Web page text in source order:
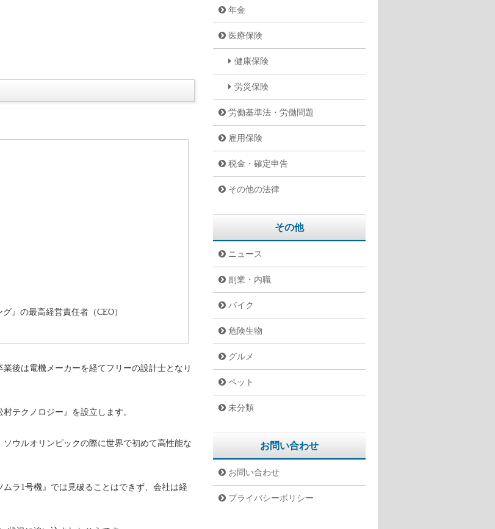
』の最高経営責任者（CEO）
後は電機メーカーを経てフリーの設計士となり
テクノロジー』を設立します。
ウルオリンピックの際に世界で初めて高性能な
ラ1号機』では見破ることはできず、会社は経
年金
医療保険
健康保険
労災保険
労働基準法・労働問題
雇用保険
税金・確定申告
その他の法律
その他
ニュース
副業・内職
バイク
危険生物
グルメ
ペット
未分類
お問い合わせ
お問い合わせ
プライバシーポリシー